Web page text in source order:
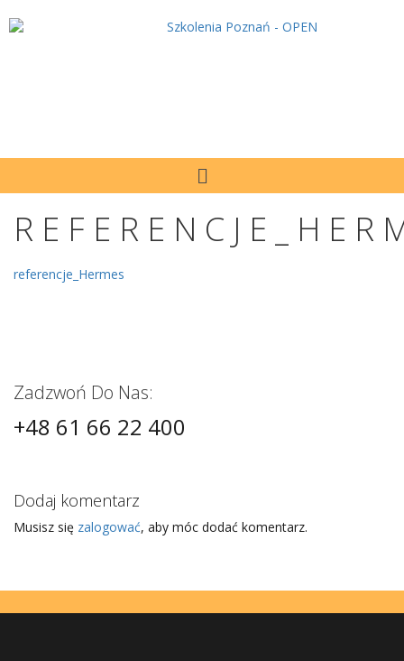
referencje_Hermes
Zadzwoń Do Nas:
+48 61 66 22 400
Dodaj komentarz
Musisz się zalogować, aby móc dodać komentarz.